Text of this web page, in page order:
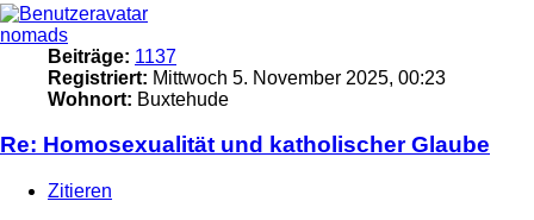
nomads
Beiträge: 1137
Registriert: Mittwoch 5. November 2025, 00:23
Wohnort: Buxtehude
Re: Homosexualität und katholischer Glaube
Zitieren